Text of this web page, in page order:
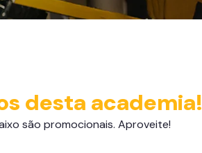
desta academia!
são promocionais. Aproveite!